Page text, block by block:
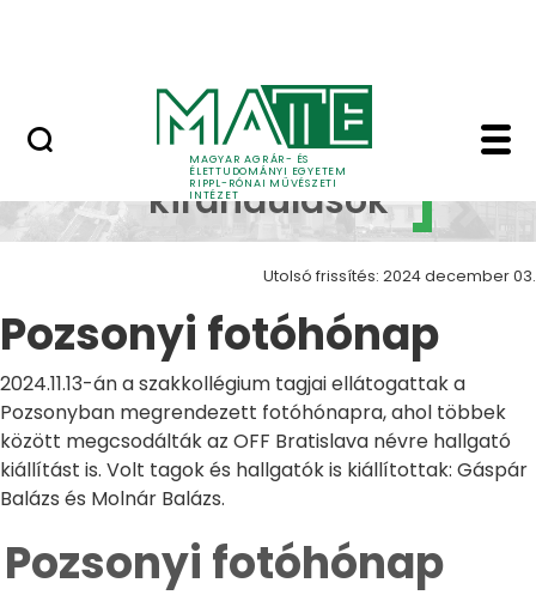
MAGYAR AGRÁR- ÉS
ÉLETTUDOMÁNYI EGYETEM
RIPPL-RÓNAI MŰVÉSZETI
INTÉZET
Pozsonyi fotóhónap
Szakmai
kirándulások
Utolsó frissítés: 2024 december 03.
Pozsonyi fotóhónap
2024.11.13-án a szakkollégium tagjai ellátogattak a
Pozsonyban megrendezett fotóhónapra, ahol többek
között megcsodálták az OFF Bratislava névre hallgató
kiállítást is. Volt tagok és hallgatók is kiállítottak: Gáspár
Balázs és Molnár Balázs.
Pozsonyi fotóhónap